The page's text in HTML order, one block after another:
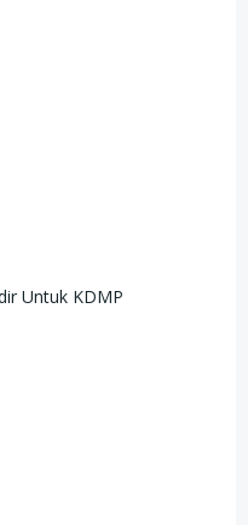
Untuk KDMP